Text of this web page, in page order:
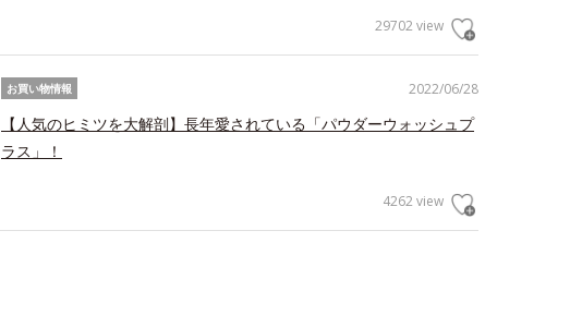
29702 view
2022/06/28
お買い物情報
【人気のヒミツを大解剖】長年愛されている「パウダーウォッシュプ
ラス」！
4262 view